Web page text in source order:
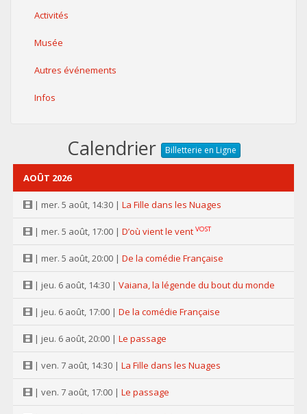
Activités
Musée
Autres événements
Infos
Calendrier Billetterie en Ligne
AOÛT 2026
| mer. 5 août, 14:30 | La Fille dans les Nuages
| mer. 5 août, 17:00 | D’où vient le vent VOST
| mer. 5 août, 20:00 | De la comédie Française
| jeu. 6 août, 14:30 | Vaiana, la légende du bout du monde
| jeu. 6 août, 17:00 | De la comédie Française
| jeu. 6 août, 20:00 | Le passage
| ven. 7 août, 14:30 | La Fille dans les Nuages
| ven. 7 août, 17:00 | Le passage